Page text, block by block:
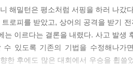
해밀턴은 평소처럼 서핑을 하러 나갔
트로피를 받았고, 상어의 공격을 받기
는 이르다는 결론을 내렸다. 사고 발생
수 있도록 기존의 기법을 수정해나가
한 후에도 많은 대회에서 우승을 휩